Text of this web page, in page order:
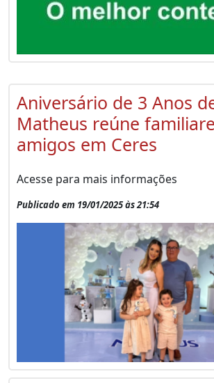
Aniversário de 3 Anos
Matheus reúne
amigos em Ceres
Acesse para mais informações
Publicado em 19/01/2025 às 21:54